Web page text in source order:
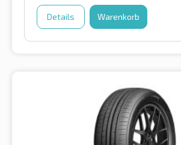
Details Warenkorb